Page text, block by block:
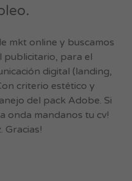
mkt online y buscamos
publicitario, para el
digital (landing,
criterio estético y
del pack Adobe. Si
onda mandanos tu cv!
Gracias!